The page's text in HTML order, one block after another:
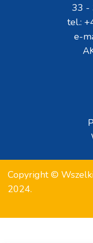
33 -
tel.:
e-
Copyright ©
2024.